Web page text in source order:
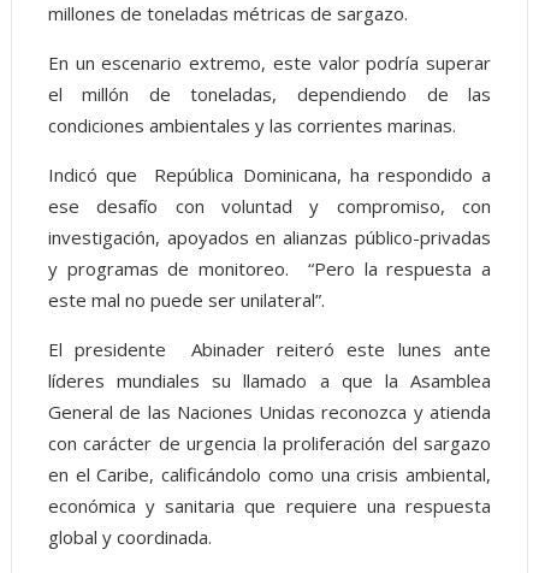
millones de toneladas métricas de sargazo.
En un escenario extremo, este valor podría superar
el millón de toneladas, dependiendo de las
condiciones ambientales y las corrientes marinas.
Indicó que República Dominicana, ha respondido a
ese desafío con voluntad y compromiso, con
investigación, apoyados en alianzas público-privadas
y programas de monitoreo. “Pero la respuesta a
este mal no puede ser unilateral”.
El presidente Abinader reiteró este lunes ante
líderes mundiales su llamado a que la Asamblea
General de las Naciones Unidas reconozca y atienda
con carácter de urgencia la proliferación del sargazo
en el Caribe, calificándolo como una crisis ambiental,
económica y sanitaria que requiere una respuesta
global y coordinada.